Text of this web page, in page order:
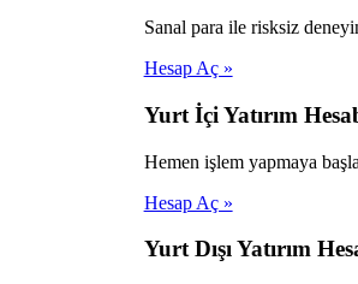
Sanal para ile risksiz
Hesap Aç »
Yurt İçi Yatırım
Hemen işlem yapmaya
Hesap Aç »
Yurt Dışı Yatırım